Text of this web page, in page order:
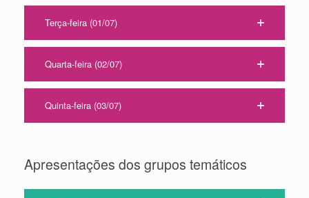
Terça-feira (01/07)
Quarta-feira (02/07)
Quinta-feira (03/07)
Apresentações dos grupos temáticos